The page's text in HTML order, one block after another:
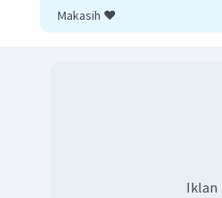
Makasih ❤️
Iklan